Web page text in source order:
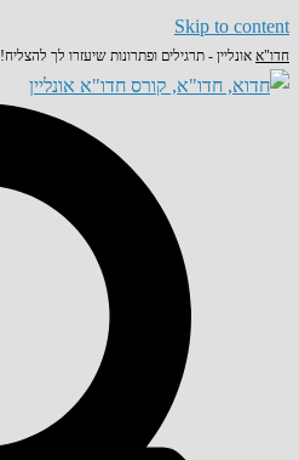
Skip to content
חדו"א אונליין - תרגילים ופתרונות שיעזרו לך להצליח!